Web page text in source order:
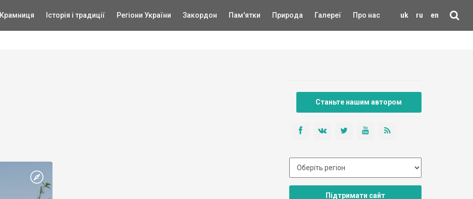
uk ru en
Крамниця Історія і традиції Регіони України Закордон Пам'ятки Природа Галереї Про нас
Станьте нашим автором
Підтримати сайт